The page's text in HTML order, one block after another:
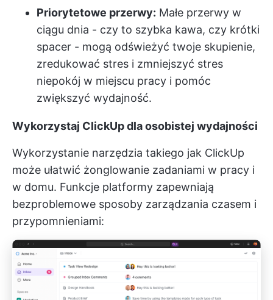
Priorytetowe przerwy: Małe przerwy w
ciągu dnia - czy to szybka kawa, czy krótki
spacer - mogą odświeżyć twoje skupienie,
zredukować stres i zmniejszyć stres
niepokój w miejscu pracy i pomóc
zwiększyć wydajność.
Wykorzystaj ClickUp dla osobistej wydajności
Wykorzystanie narzędzia takiego jak ClickUp
może ułatwić żonglowanie zadaniami w pracy i
w domu. Funkcje platformy zapewniają
bezproblemowe sposoby zarządzania czasem i
przypomnieniami: